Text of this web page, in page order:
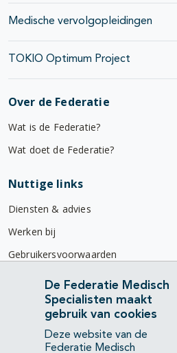
Medische vervolgopleidingen
TOKIO Optimum Project
Over de Federatie
Wat is de Federatie?
Wat doet de Federatie?
Nuttige links
Diensten & advies
Werken bij
Gebruikersvoorwaarden
Privacyverklaring
Contact
Mercatorlaan 1200
3528 BL Utrecht
De Federatie Medisch
Specialisten maakt
gebruik van cookies
Deze website van de
Federatie Medisch